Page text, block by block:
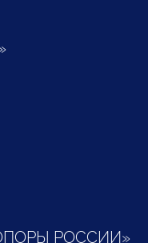
РОССИИ»